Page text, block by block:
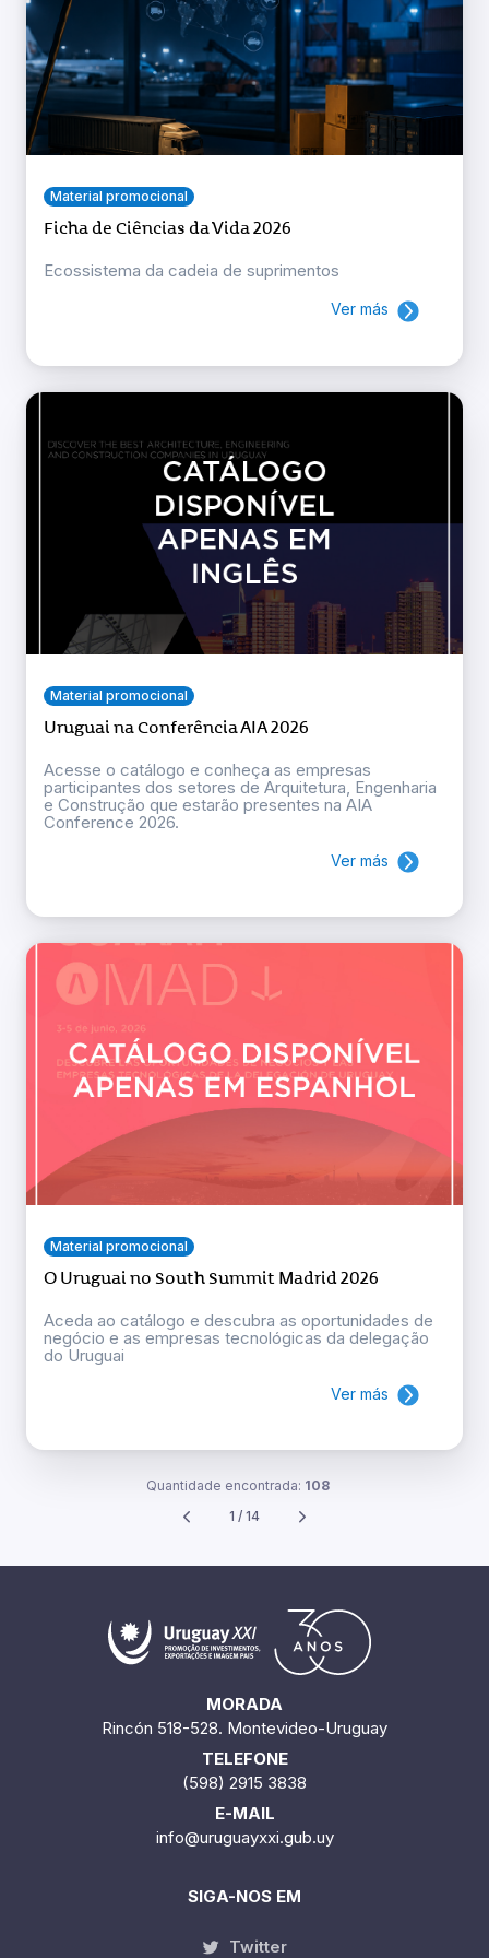
Material promocional
Ficha de Ciências da Vida 2026
Ecossistema da cadeia de suprimentos
Ver más
Material promocional
Uruguai na Conferência AIA 2026
Acesse o catálogo e conheça as empresas
participantes dos setores de Arquitetura, Engenharia
e Construção que estarão presentes na AIA
Conference 2026.
Ver más
Material promocional
O Uruguai no South Summit Madrid 2026
Aceda ao catálogo e descubra as oportunidades de
negócio e as empresas tecnológicas da delegação
do Uruguai
Ver más
Quantidade encontrada: 108
1 / 14
MORADA
Rincón 518-528. Montevideo-Uruguay
TELEFONE
(598) 2915 3838
E-MAIL
info@uruguayxxi.gub.uy
SIGA-NOS EM
Twitter